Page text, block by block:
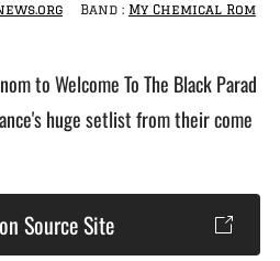
Band : My Chemical Rom
to Welcome To The Black Parad
huge setlist from their come
Source Site